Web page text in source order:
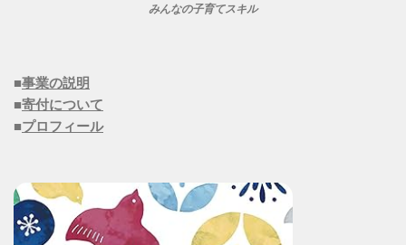
みんなの子育てスキル
■事業の説明
■寄付について
■プロフィール